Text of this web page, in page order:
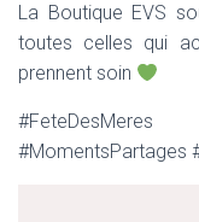
La Boutique EVS
toutes celles qui
prennent soin
#FeteDesMeres
#MomentsPartages